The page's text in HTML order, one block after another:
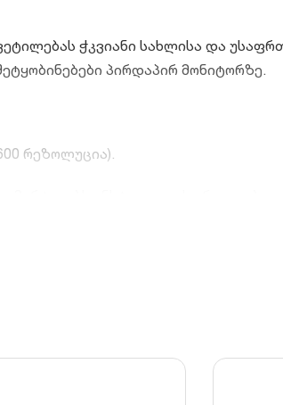
ჭკვიანი სახლისა და
პირდაპირ მონიტორზე.
რეზოლუცია).
ერგება ნებისმიერ ინტერიერს.